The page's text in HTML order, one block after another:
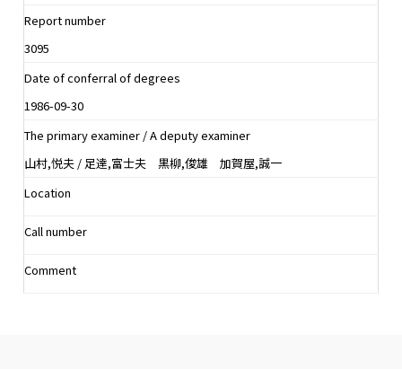
Report number
3095
Date of conferral of degrees
1986-09-30
The primary examiner / A deputy examiner
山村,悦夫 / 足達,富士夫 黒柳,俊雄 加賀屋,誠一
Location
Call number
Comment